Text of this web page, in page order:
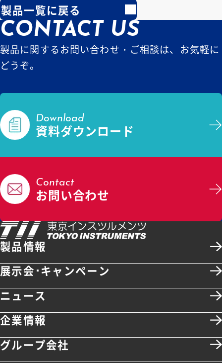
製品一覧に戻る
CONTACT US
製品に関するお問い合わせ・ご相談は、お気軽に
どうぞ。
Download
資料ダウンロード
Contact
お問い合わせ
製品情報
展示会･キャンペーン
ニュース
企業情報
グループ会社